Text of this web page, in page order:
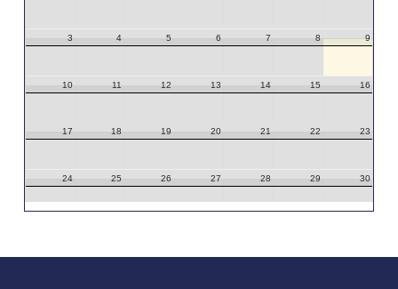
3 4 5 6 7 8 9
10 11 12 13 14 15 16
17 18 19 20 21 22 23
24 25 26 27 28 29 30